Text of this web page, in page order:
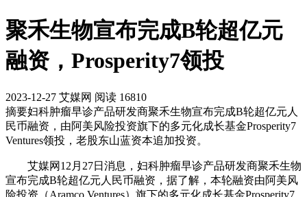
聚禾生物宣布完成B轮超亿元
融资，Prosperity7领投
2023-12-27 艾媒网 阅读 16810
摘要妇科肿瘤早诊产品研发商聚禾生物宣布完成B轮超亿元人
民币融资，由阿美风险投资旗下的多元化成长基金Prosperity7
Ventures领投，老股东山蓝资本追加投资。
艾媒网12月27日消息，妇科肿瘤早诊产品研发商聚禾生物
宣布完成B轮超亿元人民币融资，据了解，本轮融资由阿美风